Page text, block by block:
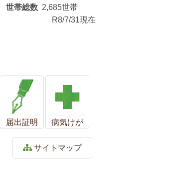
世帯総数 2,685世帯
R8/7/31現在
届出証明 病気けが
サイトマップ